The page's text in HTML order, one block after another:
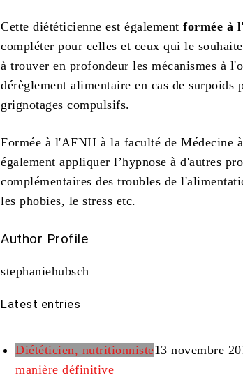
Cette diététicienne est égalementformée à
compléter pour celles et ceux qui le
à trouver en profondeur les mécanismes à
dérèglement alimentaire en cas de surpoids
grignotages compulsifs.
Formée à l'AFNH à la faculté de Médecine
également appliquer l’hypnose à d'autres
complémentaires des troubles de
les phobies, le stress etc.
Author Profile
stephaniehubsch
Latest entries
Diététicien, nutritionniste13 novembre
manière définitive